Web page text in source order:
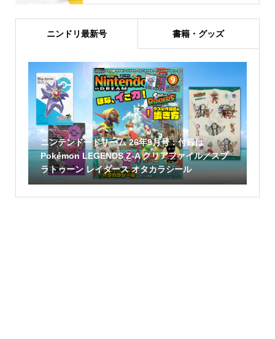
ニンドリ最新号 書籍・グッズ
ニンテンドードリーム 26年9月号：付録は
Pokémon LEGENDS Z-A クリアファイル／スプ
ラトゥーン レイダース オタカラシール